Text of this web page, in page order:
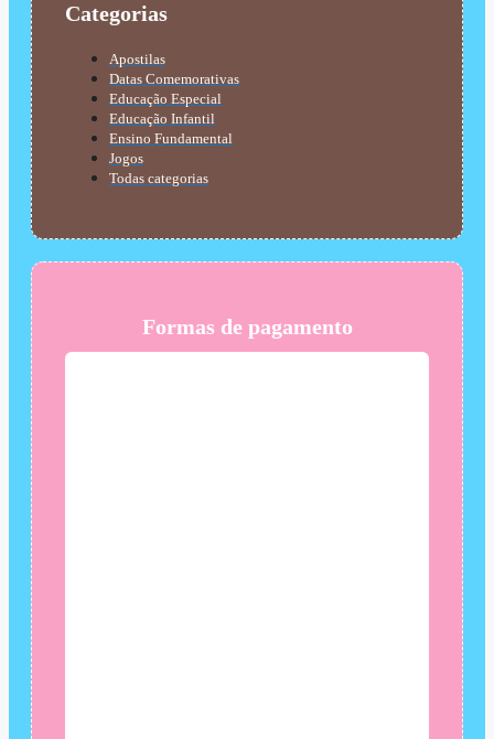
Categorias
Apostilas
Datas Comemorativas
Educação Especial
Educação Infantil
Ensino Fundamental
Jogos
Todas categorias
Formas de pagamento